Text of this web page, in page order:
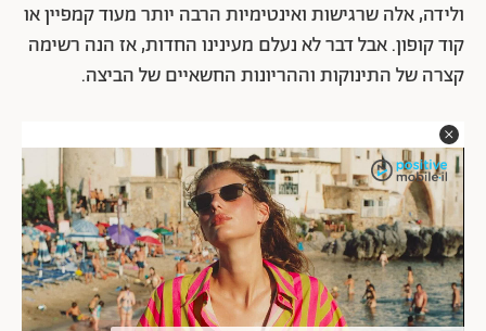
ולידה, אלה שרגישות ואינטימיות הרבה יותר מעוד קמפיין או
קוד קופון. אבל דבר לא נעלם מעינינו החדות, אז הנה רשימה
קצרה של התינוקות וההריונות החשאיים של הביצה.